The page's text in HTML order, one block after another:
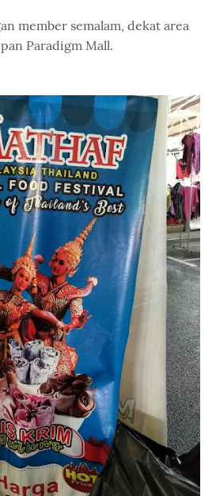
member semalam, dekat area
Paradigm Mall.